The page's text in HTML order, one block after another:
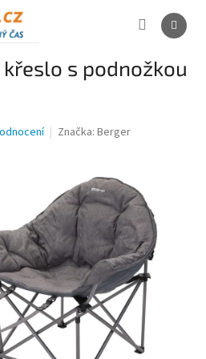
s podnožkou
Značka: Berger